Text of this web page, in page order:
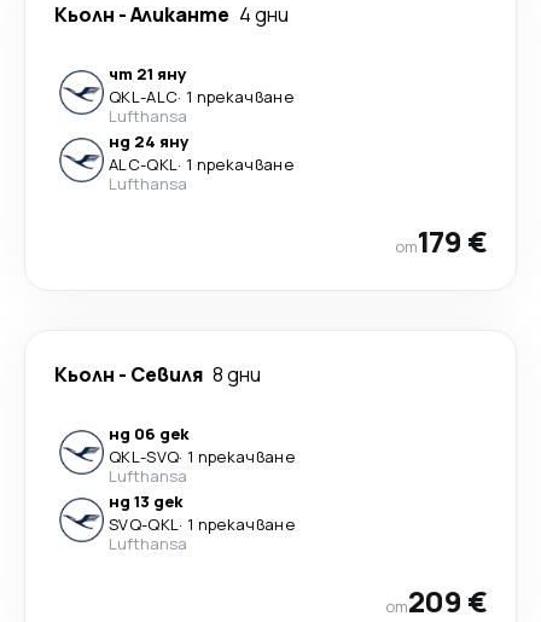
Кьолн -Аликанте 4 дни
чт 21 яну
QKL-ALC· 1 прекачване
Lufthansa
нд 24 яну
ALC-QKL· 1 прекачване
Lufthansa
от179 €
Кьолн - Севиля 8 дни
нд 06 дек
QKL-SVQ· 1 прекачване
Lufthansa
нд 13 дек
SVQ-QKL· 1 прекачване
Lufthansa
от209 €